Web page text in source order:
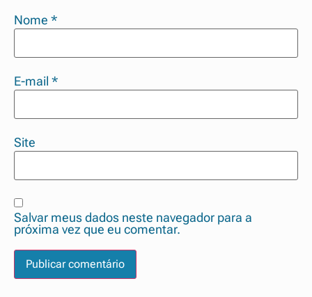
Nome *
E-mail *
Site
Salvar meus dados neste navegador para a
próxima vez que eu comentar.